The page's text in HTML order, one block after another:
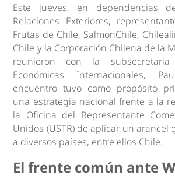
Este jueves, en dependencias
Relaciones Exteriores,
Frutas de Chile, SalmonChile,
Chile y la Corporación Chilena de la
reunieron con la subsecretaria
Económicas Internacionales,
encuentro tuvo como propósito
una estrategia nacional frente a la
la Oficina del Representante
Unidos (USTR) de aplicar un arancel
a diversos países, entre ellos Chile.
El frente común ante